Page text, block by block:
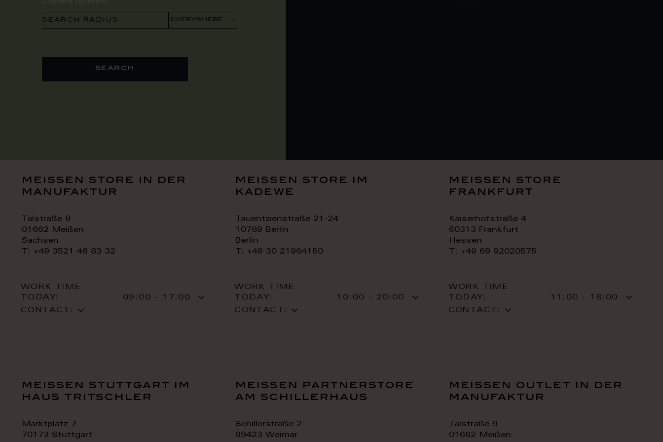
SEARCH RADIUS
search
meissen store in der
manufaktur
Talstraße 9
01662 Meißen
Sachsen
T: +49 3521 46 83 32
WORK TIME
TODAY:
09:00 - 17:00
CONTACT:
meissen store im
kadewe
Tauentzienstraße 21-24
10789 Berlin
Berlin
T: +49 30 21964150
WORK TIME
TODAY:
10:00 - 20:00
CONTACT:
meissen store
frankfurt
Kaiserhofstraße 4
60313 Frankfurt
Hessen
T: +49 69 92020575
WORK TIME
TODAY:
11:00 - 18:00
CONTACT:
meissen stuttgart im
haus tritschler
Marktplatz 7
70173 Stuttgart
meissen partnerstore
am schillerhaus
Schillerstraße 2
99423 Weimar
meissen outlet in der
manufaktur
Talstraße 9
01662 Meißen